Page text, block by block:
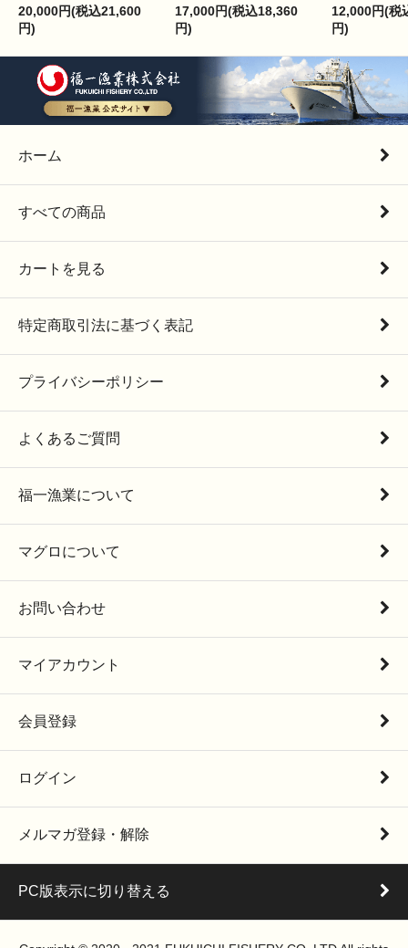
20,000円(税込21,600
円)
17,000円(税込18,360
円)
12,000円(税
円)
ホーム
すべての商品
カートを見る
特定商取引法に基づく表記
プライバシーポリシー
よくあるご質問
福一漁業について
マグロについて
お問い合わせ
マイアカウント
会員登録
ログイン
メルマガ登録・解除
PC版表示に切り替える